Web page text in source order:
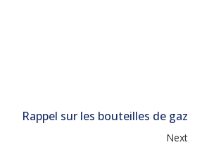
Rappel sur les bouteilles de gaz
Next